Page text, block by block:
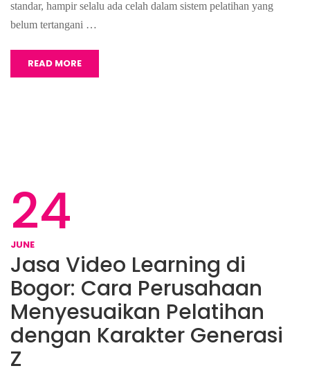
standar, hampir selalu ada celah dalam sistem pelatihan yang
belum tertangani …
READ MORE
24
JUNE
Jasa Video Learning di
Bogor: Cara Perusahaan
Menyesuaikan Pelatihan
dengan Karakter Generasi
Z